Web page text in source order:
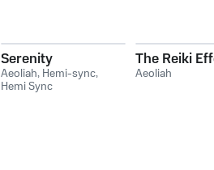
Serenity
Aeoliah, Hemi-sync,
Hemi Sync
The Reiki
Aeoliah